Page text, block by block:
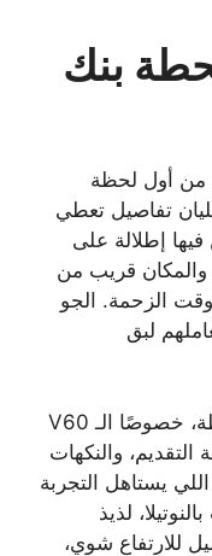
بنك
من أول لحظة
تفاصيل تعطي
إطلالة على
قريب من
الزحمة. الجو
لبق
جربت القهوة عندهم وكانت مضبوطة، خصوصًا الـ V60
التقديم، والنكهات
يستاهل التجربة
لذيذ
للارتفاع شوي،